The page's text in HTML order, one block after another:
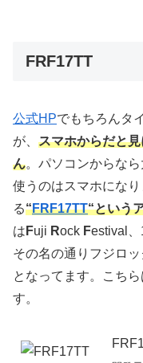
FRF17TT
公式HPでもちろんタ
が、 スマホからだと
ん。パソコンからな
使うのはスマホにな
る“FRF17TT“という
は Fuji Rock Festival
その名の通りフジロ
となってます。こち
す。